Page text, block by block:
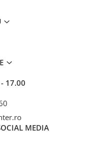
17.00
MEDIA